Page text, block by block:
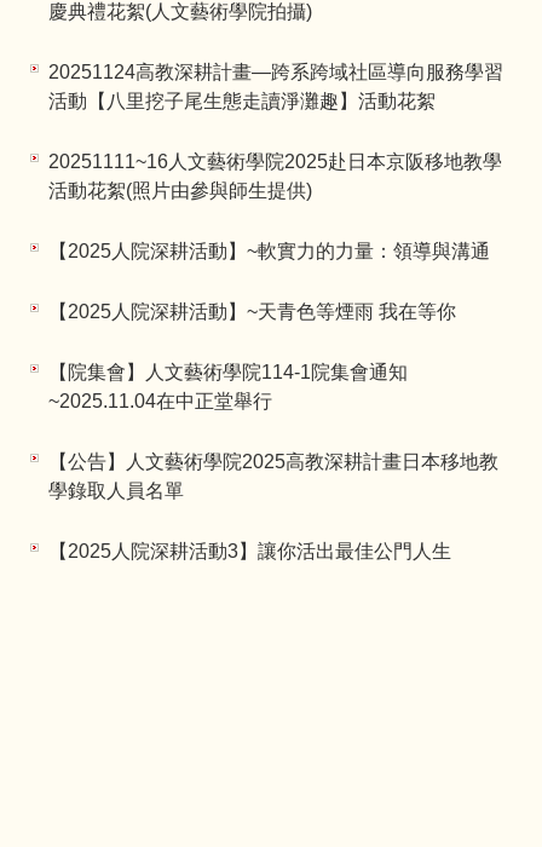
慶典禮花絮(人文藝術學院拍攝)
20251124高教深耕計畫—跨系跨域社區導向服務學習
活動【八里挖子尾生態走讀淨灘趣】活動花絮
20251111~16人文藝術學院2025赴日本京阪移地教學
活動花絮(照片由參與師生提供)
【2025人院深耕活動】~軟實力的力量：領導與溝通
【2025人院深耕活動】~天青色等煙雨 我在等你
【院集會】人文藝術學院114-1院集會通知
~2025.11.04在中正堂舉行
【公告】人文藝術學院2025高教深耕計畫日本移地教
學錄取人員名單
【2025人院深耕活動3】讓你活出最佳公門人生